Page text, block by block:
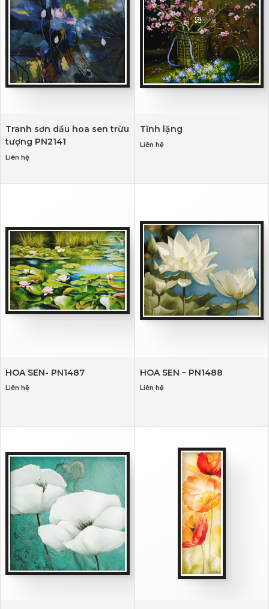
Tranh sơn dầu hoa sen trừu
tượng PN2141
Liên hệ
Tĩnh lặng
Liên hệ
HOA SEN- PN1487
Liên hệ
HOA SEN – PN1488
Liên hệ